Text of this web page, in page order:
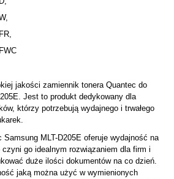
jakości zamiennik tonera Quantec do
Jest to produkt dedykowany dla
którzy potrzebują wydajnego i trwałego
Samsung MLT-D205E oferuje wydajność na
go idealnym rozwiązaniem dla firm i
duże ilości dokumentów na co dzień.
jaką można użyć w wymienionych